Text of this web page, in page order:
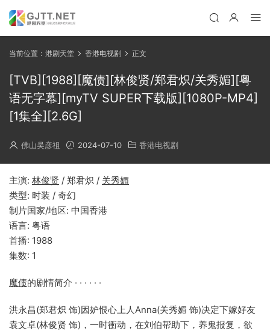
当前位置： 港剧天堂 香港电视剧 正文
[TVB][1988][魔债][林俊贤/郑君炽/关秀媚][粤
语无字幕][myTV SUPER下载版][1080P-MP4]
[1集全][2.6G]
佛山吴彦祖 2024-07-10 香港电视剧
主演: 林俊贤 / 郑君炽 / 关秀媚
类型: 时装 / 奇幻
制片国家/地区: 中国香港
语言: 粤语
首播: 1988
集数: 1
魔债的剧情简介 · · · · · ·
洪永昌(郑君炽 饰)因妒恨心上人Anna(关秀媚 饰)决定下嫁好友
袁文卓(林俊贤 饰)，一时衝动，在刘伯帮助下，养鬼报复，欲